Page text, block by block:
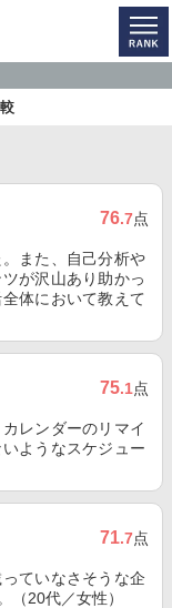
76.7点
また、自己分析や
が沢山あり助かっ
体において教えて
75.1点
レンダーのリマイ
ようなスケジュー
71.7点
ていなさそうな企
（20代／女性）